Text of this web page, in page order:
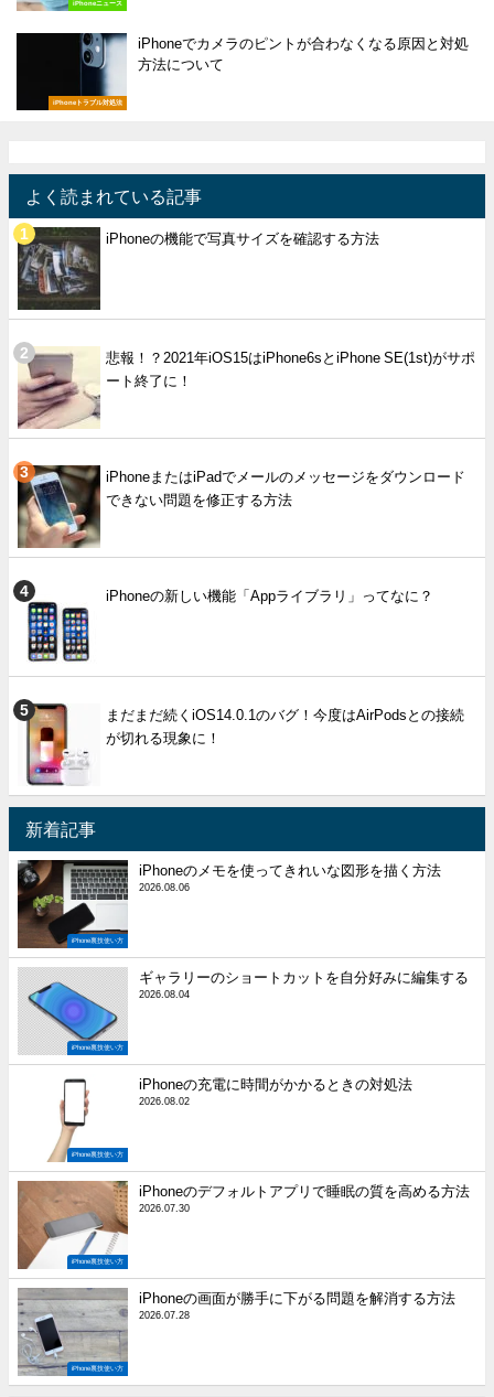
iPhoneニュース
iPhoneトラブル対処法
iPhoneでカメラのピントが合わなくなる原因と対処
方法について
よく読まれている記事
iPhoneの機能で写真サイズを確認する方法
悲報！？2021年iOS15はiPhone6sとiPhone SE(1st)がサポ
ート終了に！
iPhoneまたはiPadでメールのメッセージをダウンロード
できない問題を修正する方法
iPhoneの新しい機能「Appライブラリ」ってなに？
まだまだ続くiOS14.0.1のバグ！今度はAirPodsとの接続
が切れる現象に！
新着記事
iPhone裏技使い方
iPhoneのメモを使ってきれいな図形を描く方法
2026.08.06
iPhone裏技使い方
ギャラリーのショートカットを自分好みに編集する
2026.08.04
iPhone裏技使い方
iPhoneの充電に時間がかかるときの対処法
2026.08.02
iPhone裏技使い方
iPhoneのデフォルトアプリで睡眠の質を高める方法
2026.07.30
iPhone裏技使い方
iPhoneの画面が勝手に下がる問題を解消する方法
2026.07.28